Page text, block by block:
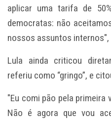
aplicar uma tarifa de
democratas: não
nossos assuntos internos",
Lula ainda criticou
referiu como “gringo”, e
"Eu comi pão pela primeira
Não é agora que vou